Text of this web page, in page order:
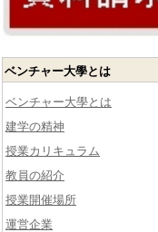
ベンチャー大學とは
ベンチャー大學とは
建学の精神
授業カリキュラム
教員の紹介
授業開催場所
運営企業